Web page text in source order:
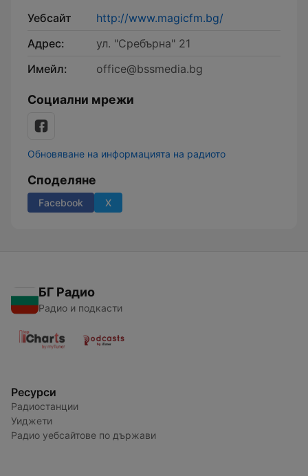
Уебсайт
http://www.magicfm.bg/
Адрес:
ул. "Сребърна" 21
Имейл:
office@bssmedia.bg
Социални мрежи
Обновяване на информацията на радиото
Споделяне
Facebook X
БГ Радио
Радио и подкасти
Ресурси
Радиостанции
Уиджети
Радио уебсайтове по държави